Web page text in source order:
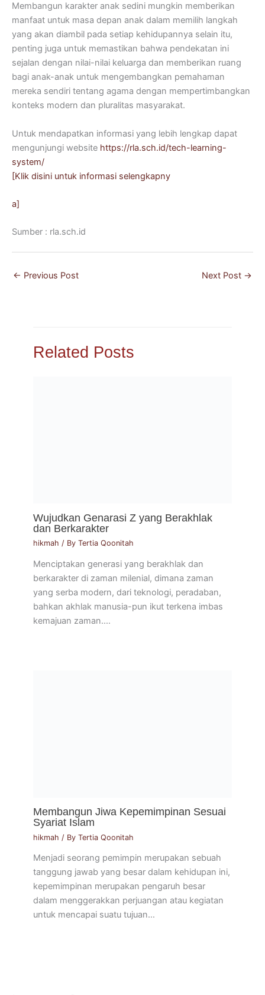
Membangun karakter anak sedini mungkin memberikan
manfaat untuk masa depan anak dalam memilih langkah
yang akan diambil pada setiap kehidupannya selain itu,
penting juga untuk memastikan bahwa pendekatan ini
sejalan dengan nilai-nilai keluarga dan memberikan ruang
bagi anak-anak untuk mengembangkan pemahaman
mereka sendiri tentang agama dengan mempertimbangkan
konteks modern dan pluralitas masyarakat.
Untuk mendapatkan informasi yang lebih lengkap dapat
mengunjungi website https://rla.sch.id/tech-learning-
system/
[Klik disini untuk informasi selengkapny
a]
Sumber : rla.sch.id
← Previous Post Next Post →
Related Posts
Wujudkan Genarasi Z yang Berakhlak
dan Berkarakter
hikmah / ByTertia Qoonitah
Menciptakan generasi yang berakhlak dan
berkarakter di zaman milenial, dimana zaman
yang serba modern, dari teknologi, peradaban,
bahkan akhlak manusia-pun ikut terkena imbas
kemajuan zaman.…
Membangun Jiwa Kepemimpinan Sesuai
Syariat Islam
hikmah / ByTertia Qoonitah
Menjadi seorang pemimpin merupakan sebuah
tanggung jawab yang besar dalam kehidupan ini,
kepemimpinan merupakan pengaruh besar
dalam menggerakkan perjuangan atau kegiatan
untuk mencapai suatu tujuan…